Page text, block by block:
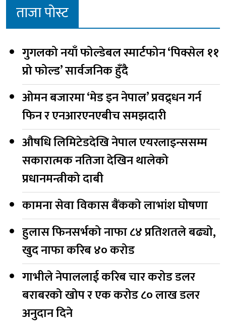
ताजा पोस्ट
गुगलको नयाँ फोल्डेबल स्मार्टफोन ‘पिक्सेल ११
प्रो फोल्ड’ सार्वजनिक हुँदै
ओमन बजारमा ‘मेड इन नेपाल’ प्रवद्र्धन गर्न
फिन र एनआरएनएबीच समझदारी
औषधि लिमिटेडदेखि नेपाल एयरलाइन्ससम्म
सकारात्मक नतिजा देखिन थालेको
प्रधानमन्त्रीको दाबी
कामना सेवा विकास बैंकको लाभांश घोषणा
हुलास फिनसर्भको नाफा ८४ प्रतिशतले बढ्यो,
खुद नाफा करिब ४० करोड
गाभीले नेपाललाई करिब चार करोड डलर
बराबरको खोप र एक करोड ८० लाख डलर
अनुदान दिने